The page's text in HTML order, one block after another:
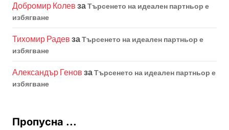
Добромир Колев заТърсенето на идеален партньор е
избягване
Тихомир Радев заТърсенето на идеален партньор е
избягване
Александър Генов заТърсенето на идеален партньор е
избягване
Пропусна ...